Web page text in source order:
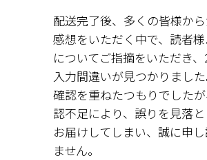
配送完了後、多くの皆様か
感想をいただく中で、読者
についてご指摘をいただき
入力間違いが見つかりまし
確認を重ねたつもりでした
認不足により、誤りを見落
お届けしてしまい、誠に申
ません。